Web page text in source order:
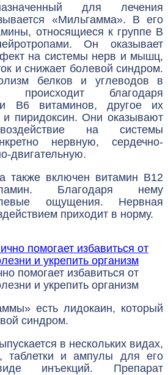
для лечения
«Мильгамма». В его
относящиеся к группе B
Он оказывает
на системы нерв и мышц,
и снижает болевой синдром.
белков и углеводов в
происходит благодаря
B6 витаминов, другое их
и пиридоксин. Они оказывают
на системы
нервную, сердечно-
двигательную.
также включен витамин B12
Благодаря нему
ощущения. Нервная
приходит в норму.
помогает избавиться от
и укрепить организм
есть лидокаин, который
синдром.
в нескольких видах,
таблетки и ампулы для его
инъекций. Препарат